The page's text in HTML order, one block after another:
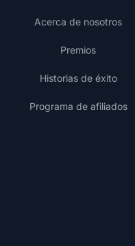
Acerca de nosotros
Premios
Historias de éxito
Programa de afiliados